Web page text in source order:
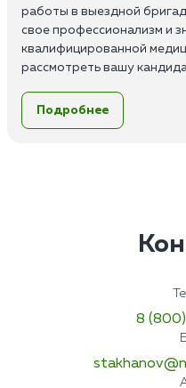
работы в выездной
свое профессионализм и
квалифицированной
рассмотреть вашу
Обязанности:
Выезд на дом,
Высшее или среднее
Опыт работы от 1 до 3
Знание основ
основных методов
диагностики;
Умение работать в
Подробнее
8